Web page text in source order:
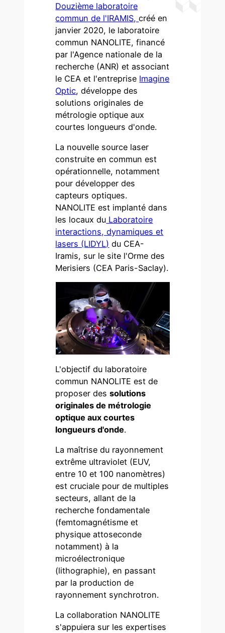
Douzième laboratoire
commun de l'IRAMIS,créé en
janvier 2020, le laboratoire
commun NANOLITE, financé
par l'Agence nationale de la
recherche (ANR) et associant
le CEA et l'entreprise Imagine
Optic, développe des
solutions originales de
métrologie optique aux
courtes longueurs d'onde.
La nouvelle source laser
construite en commun est
opérationnelle, notamment
pour développer des
capteurs optiques.
NANOLITE est implanté dans
les locaux du Laboratoire
interactions, dynamiques et
lasers (LIDYL) du CEA-
Iramis, sur le site l'Orme des
Merisiers (CEA Paris-Saclay).
L'objectif du laboratoire
commun NANOLITE est de
proposer dessolutions
originales de métrologie
optique aux courtes
longueurs d'onde.
La maîtrise du rayonnement
extrême ultraviolet (EUV,
entre 10 et 100 nanomètres)
est cruciale pour de multiples
secteurs, allant de la
recherche fondamentale
(femtomagnétisme et
physique attoseconde
notamment) à la
microélectronique
(lithographie), en passant
par la production de
rayonnement synchrotron.
La collaboration NANOLITE
s'appuiera sur les expertises